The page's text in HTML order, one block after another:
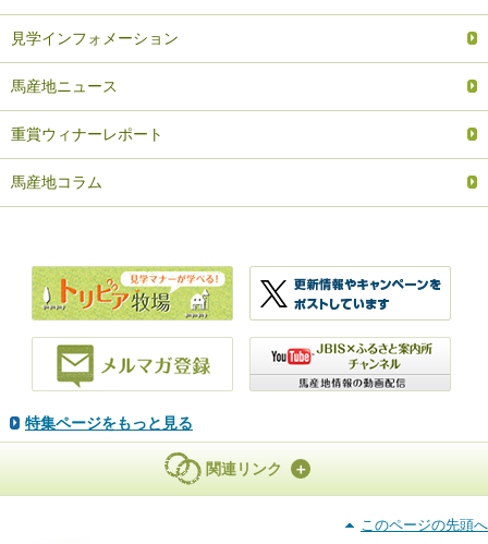
見学インフォメーション
馬産地ニュース
重賞ウィナーレポート
馬産地コラム
特集ページをもっと見る
関連リンク
このページの先頭へ